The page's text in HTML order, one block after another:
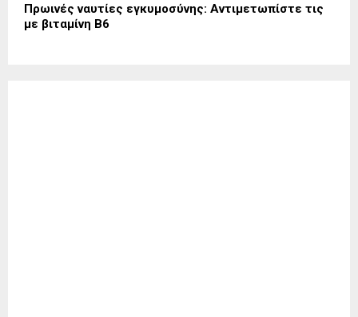
Πρωινές ναυτίες εγκυμοσύνης: Αντιμετωπίστε τις
με βιταμίνη Β6